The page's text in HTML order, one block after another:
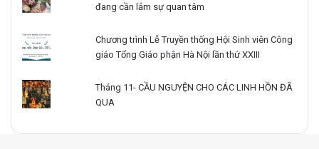
đang cần lắm sự quan tâm
Chương trình Lễ Truyền thống Hội Sinh viên Công
giáo Tổng Giáo phận Hà Nội lần thứ XXIII
Tháng 11- CẦU NGUYỆN CHO CÁC LINH HỒN ĐÃ
QUA